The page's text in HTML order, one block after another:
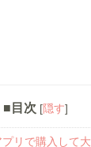
■目次 [隠す]
リで購入して